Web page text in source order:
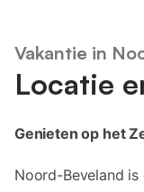
Vakantie in
Locatie
Genieten op het
Noord-Beveland is